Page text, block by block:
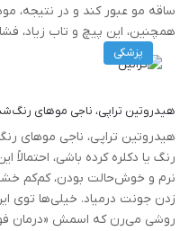
ساقه مو عبور کند و در نتیجه،
همچنین، این پیچ و تاب زیاد،
پزشکی
هیدروتین تراپی، ناجی موهای
هیدروتین تراپی، ناجی موهای
رنگ یا دکلره کرده باشی،
نرم و خوش‌حالت بودن، کم‌کم
زدن جونت درمیاد. خیلی‌ها توی
روشی می‌رن که اسمش «درمان